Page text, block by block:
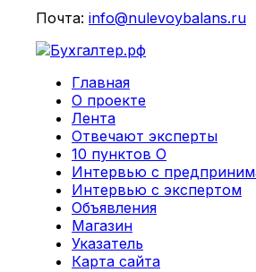
Почта: info@nulevoybalans.ru
Главная
О проекте
Лента
Отвечают эксперты
10 пунктов О
Интервью с
Интервью с экспертом
Объявления
Магазин
Указатель
Карта сайта